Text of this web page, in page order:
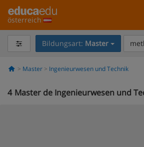
österreich
Bildungsart: Master
Master Ingenieurwesen und Technik
4 Master de Ingenieurwesen und